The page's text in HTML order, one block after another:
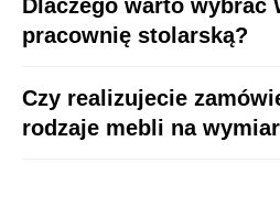
Dlaczego warto wybrać
pracownię stolarską?
Czy realizujecie
rodzaje mebli na